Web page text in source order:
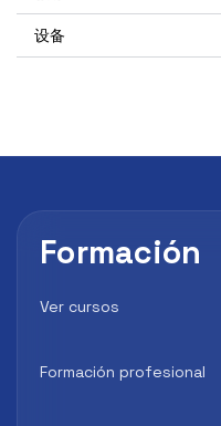
设备
Formación
Ver cursos
Formación profesional